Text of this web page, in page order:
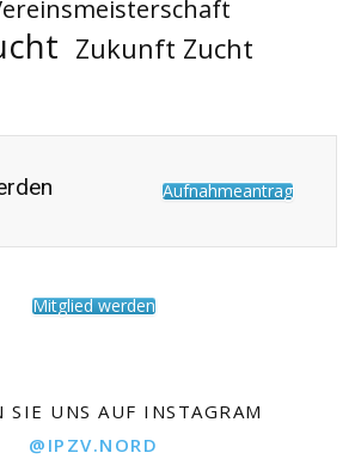
Zukunft Zucht
Aufnahmeantrag
Mitglied werden
SIE UNS AUF INSTAGRAM
@IPZV.NORD